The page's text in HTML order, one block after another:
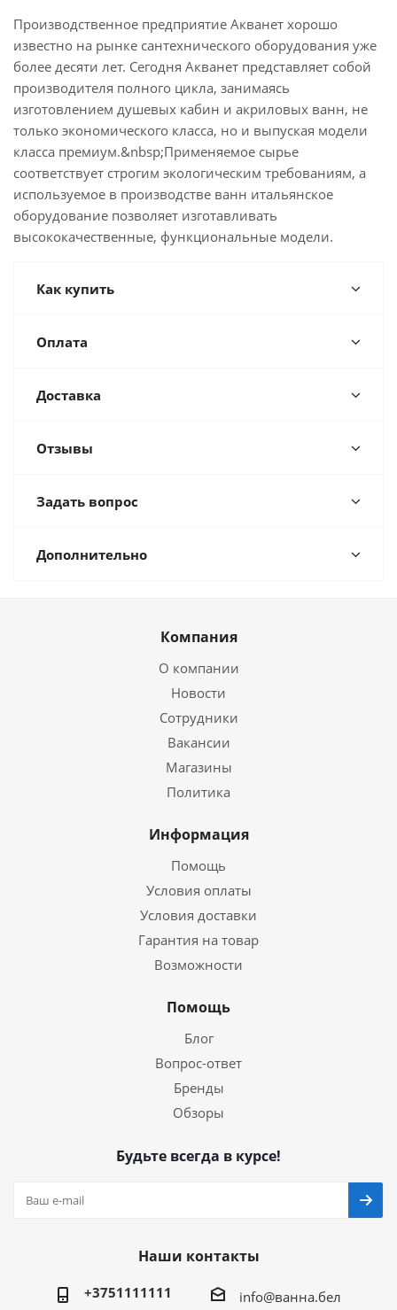
Производственное предприятие Акванет хорошо
известно на рынке сантехнического оборудования уже
более десяти лет. Сегодня Акванет представляет собой
производителя полного цикла, занимаясь
изготовлением душевых кабин и акриловых ванн, не
только экономического класса, но и выпуская модели
класса премиум.&nbsp;Применяемое сырье
соответствует строгим экологическим требованиям, а
используемое в производстве ванн итальянское
оборудование позволяет изготавливать
высококачественные, функциональные модели.
Как купить
Оплата
Доставка
Отзывы
Задать вопрос
Дополнительно
Компания
О компании
Новости
Сотрудники
Вакансии
Магазины
Политика
Информация
Помощь
Условия оплаты
Условия доставки
Гарантия на товар
Возможности
Помощь
Блог
Вопрос-ответ
Бренды
Обзоры
Будьте всегда в курсе!
Наши контакты
+3751111111 info@ванна.бел